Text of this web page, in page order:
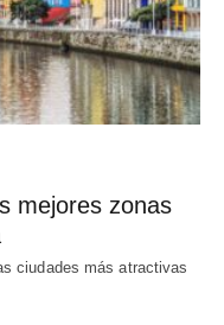
mejores zonas
ciudades más atractivas